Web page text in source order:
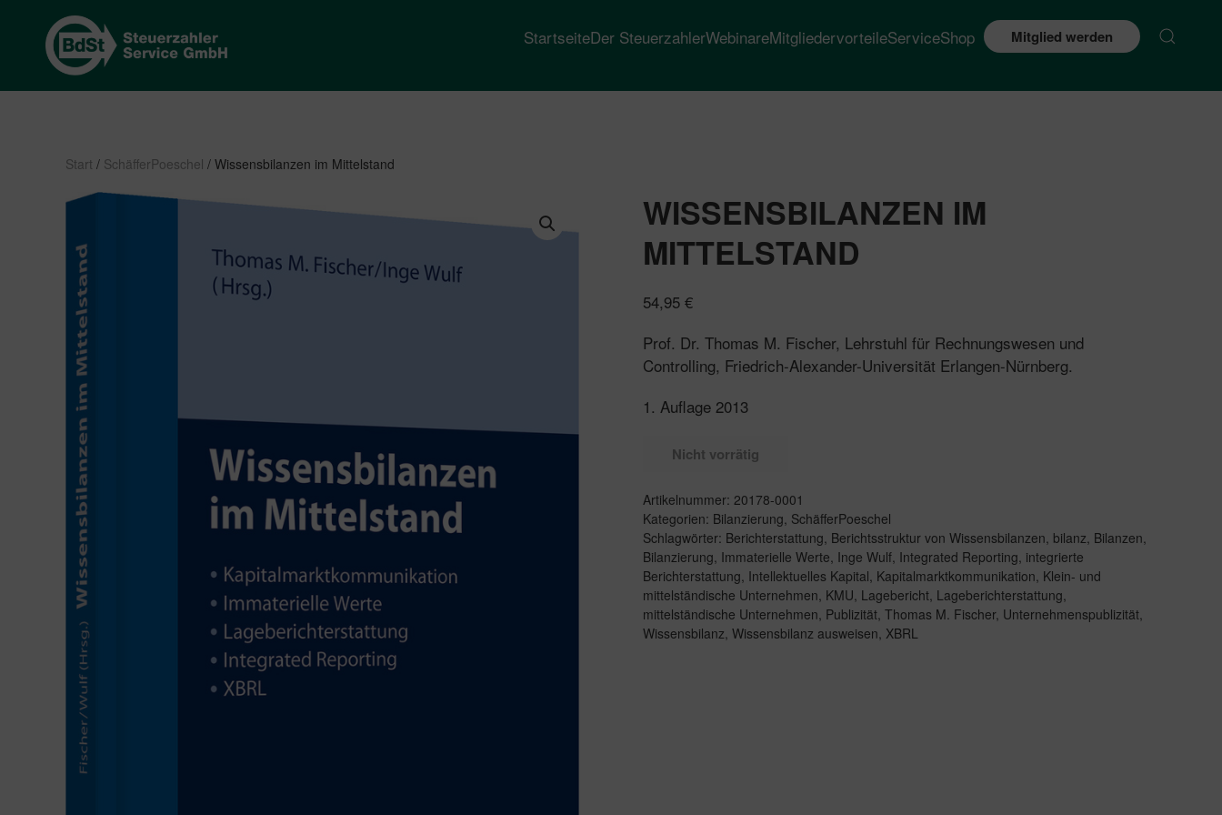
StartseiteDer SteuerzahlerWebinareMitgliedervorteileServiceShop Mitglied werden
Start / SchäfferPoeschel / Wissensbilanzen im Mittelstand
WISSENSBILANZEN IM
MITTELSTAND
54,95 €
Prof. Dr. Thomas M. Fischer, Lehrstuhl für Rechnungswesen und
Controlling, Friedrich-Alexander-Universität Erlangen-Nürnberg.
1. Auflage 2013
Nicht vorrätig
Artikelnummer: 20178-0001
Kategorien: Bilanzierung, SchäfferPoeschel
Schlagwörter: Berichterstattung, Berichtsstruktur von Wissensbilanzen, bilanz, Bilanzen,
Bilanzierung, Immaterielle Werte, Inge Wulf, Integrated Reporting, integrierte
Berichterstattung, Intellektuelles Kapital, Kapitalmarktkommunikation, Klein- und
mittelständische Unternehmen, KMU, Lagebericht, Lageberichterstattung,
mittelständische Unternehmen, Publizität, Thomas M. Fischer, Unternehmenspublizität,
Wissensbilanz, Wissensbilanz ausweisen, XBRL